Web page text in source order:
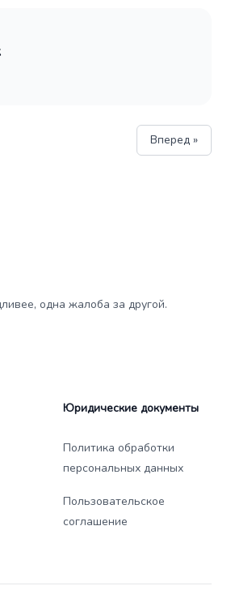
Вперед »
одна жалоба за другой.
Юридические документы
Политика обработки
персональных данных
Пользовательское
соглашение